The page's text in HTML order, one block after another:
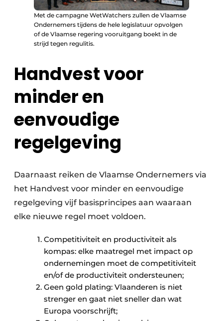
Met de campagne WetWatchers zullen de Vlaamse
Ondernemers tijdens de hele legislatuur opvolgen
of de Vlaamse regering vooruitgang boekt in de
strijd tegen regulitis.
Handvest voor
minder en
eenvoudige
regelgeving
Daarnaast reiken de Vlaamse Ondernemers via
het Handvest voor minder en eenvoudige
regelgeving vijf basisprincipes aan waaraan
elke nieuwe regel moet voldoen.
Competitiviteit en productiviteit als
kompas: elke maatregel met impact op
ondernemingen moet de competitiviteit
en/of de productiviteit ondersteunen;
Geen gold plating: Vlaanderen is niet
strenger en gaat niet sneller dan wat
Europa voorschrijft;